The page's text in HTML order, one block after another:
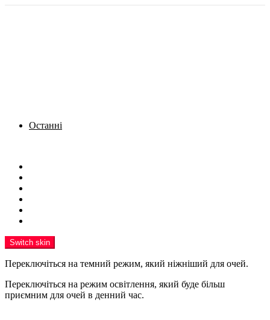
Останні
Switch skin
Переключіться на темний режим, який ніжніший для очей.
Переключіться на режим освітлення, який буде більш
приємним для очей в денний час.